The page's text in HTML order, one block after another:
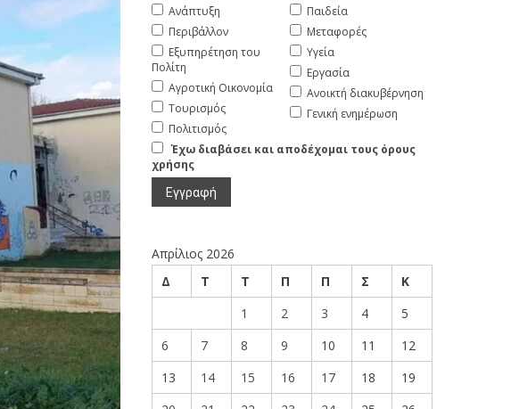
Ανάπτυξη
Περιβάλλον
Εξυπηρέτηση του
Πολίτη
Αγροτική Οικονομία
Τουρισμός
Πολιτισμός
Παιδεία
Μεταφορές
Υγεία
Εργασία
Ανοικτή διακυβέρνηση
Γενική ενημέρωση
Έχω διαβάσει και αποδέχομαι τους όρους
χρήσης
Απρίλιος 2026
Δ
Τ Τ Π Π Σ
Κ
1
2 3 4
5
6
7 8 9 10 11
12
13
14 15 16 17 18
19